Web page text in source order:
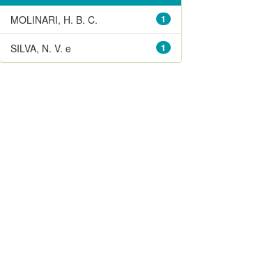
1
MOLINARI, H. B. C.
1
SILVA, N. V. e